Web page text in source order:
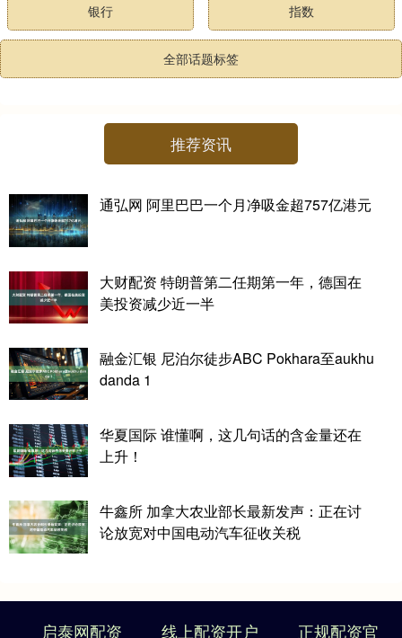
银行 指数
全部话题标签
推荐资讯
通弘网 阿里巴巴一个月净吸金超757亿港元
大财配资 特朗普第二任期第一年，德国在
美投资减少近一半
融金汇银 尼泊尔徒步ABC Pokhara至aukhu
danda 1
华夏国际 谁懂啊，这几句话的含金量还在
上升！
牛鑫所 加拿大农业部长最新发声：正在讨
论放宽对中国电动汽车征收关税
启泰网配资 线上配资开户 正规配资官